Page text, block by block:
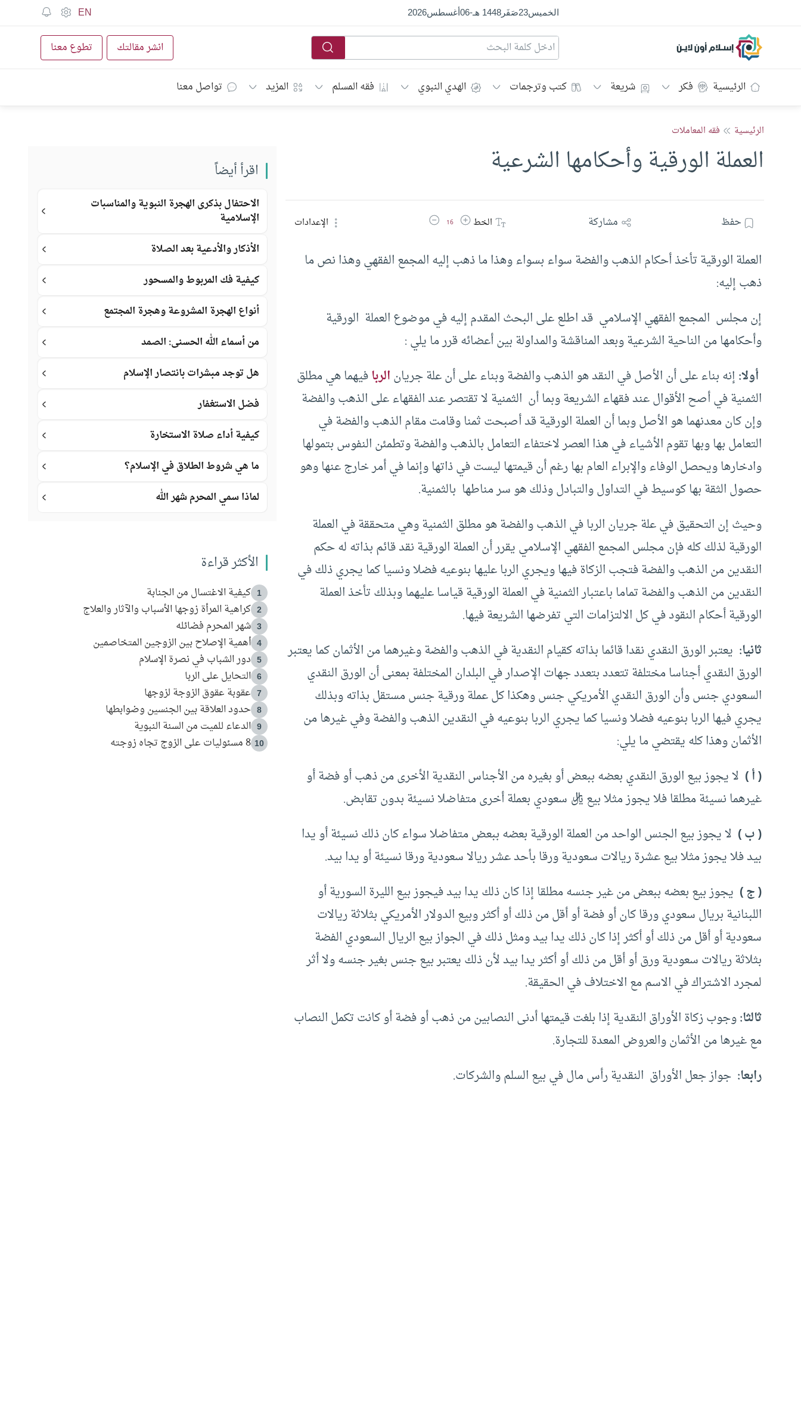
الخميس23صَفَر1448 هـ -
06أغسطس2026
EN
إسلام أون لاين انشر مقالتك تطوع معنا
الرئيسية فكر شريعة كتب وترجمات الهدي النبوي فقه المسلم المزيد تواصل معنا
الرئيسية فقه المعاملات
العملة الورقية وأحكامها الشرعية
حفظ مشاركة الخطزيادة حجم الخط
16 تقليل حجم الخط الإعدادات
العملة الورقية تأخذ أحكام الذهب والفضة سواء بسواء وهذا ما ذهب إليه المجمع الفقهي وهذا نص ما
ذهب إليه:
‏‏إن مجلس ‏ ‏المجمع الفقهي الإسلامي ‏ ‏قد اطلع على البحث المقدم إليه في موضوع العملة ‏ ‏الورقية
وأحكامها من الناحية الشرعية وبعد المناقشة والمداولة بين أعضائه قرر ما يلي ‏:
‏ ‏أولا:‏ ‏إنه بناء على أن الأصل في النقد هو الذهب والفضة وبناء على أن علة جريانالربافيهما هي مطلق‏
‏الثمنية في أصح الأقوال عند فقهاء الشريعة وبما أن ‏ ‏الثمنية لا تقتصر عند الفقهاء على الذهب والفضة
وإن كان معدنهما هو الأصل وبما أن العملة ‏الورقية قد أصبحت ثمنا وقامت مقام الذهب والفضة في
التعامل بها وبها تقوم الأشياء في هذا العصر لاختفاء التعامل بالذهب والفضة وتطمئن النفوس بتمولها
وادخارها ويحصل الوفاء والإبراء العام بها رغم أن قيمتها ليست في ذاتها وإنما في أمر خارج عنها وهو
حصول الثقة بها كوسيط في التداول والتبادل وذلك هو سر مناطها ‏ ‏بالثمنية.
وحيث إن التحقيق في علة جريان الربا في الذهب والفضة هو مطلق‏ ‏الثمنية وهي متحققة في العملة
‏الورقية لذلك كله فإن مجلس ‏المجمع الفقهي الإسلامي ‏يقرر أن ‏العملة‏ ‏الورقية نقد قائم بذاته له حكم
النقدين من الذهب والفضة فتجب الزكاة فيها ويجري الربا عليها بنوعيه فضلا ونسيا كما يجري ذلك في
النقدين من الذهب والفضة تماما باعتبار‏ ‏الثمنية في العملة‏ ‏الورقية قياسا عليهما وبذلك تأخذ العملة
‏الورقية أحكام النقود في كل الالتزامات التي تفرضها الشريعة فيها.
‏‏ثانيا: ‏ ‏يعتبر الورق ‏النقدي نقدا قائما بذاته كقيام ‏النقدية في الذهب والفضة وغيرهما من الأثمان كما يعتبر
الورق ‏النقدي أجناسا مختلفة تتعدد بتعدد جهات الإصدار في البلدان المختلفة بمعنى أن الورق‏ ‏النقدي
السعودي جنس وأن الورق‏ ‏النقدي الأمريكي جنس وهكذا كل عملة ورقية جنس مستقل بذاته وبذلك
يجري فيها الربا بنوعيه فضلا ونسيا كما يجري الربا بنوعيه في النقدين الذهب والفضة وفي غيرها من
الأثمان وهذا كله يقتضي ما يلي: ‏
‏( أ ) ‏ ‏لا يجوز بيع الورق‏ ‏النقدي بعضه ببعض أو بغيره من الأجناس ‏النقدية الأخرى من ذهب أو فضة أو
غيرهما نسيئة مطلقا فلا يجوز مثلا بيع ريال سعودي بعملة أخرى متفاضلا نسيئة بدون تقابض.
( ب ) ‏ ‏لا يجوز بيع الجنس الواحد من العملة‏ ‏الورقية بعضه ببعض متفاضلا سواء كان ذلك نسيئة أو يدا
بيد فلا يجوز مثلا بيع عشرة ريالات سعودية ورقا بأحد عشر ريالا سعودية ورقا نسيئة أو يدا بيد.
( ج ) ‏ ‏يجوز بيع بعضه ببعض من غير جنسه مطلقا إذا كان ذلك يدا بيد فيجوز بيع الليرة السورية أو
‏اللبنانية بريال سعودي ورقا كان أو فضة أو أقل من ذلك أو أكثر وبيع الدولار الأمريكي بثلاثة ريالات
سعودية أو أقل من ذلك أو أكثر إذا كان ذلك يدا بيد ومثل ذلك في الجواز بيع الريال السعودي الفضة
بثلاثة ريالات سعودية ورق أو أقل من ذلك أو أكثر يدا بيد لأن ذلك يعتبر بيع جنس بغير جنسه ولا أثر
لمجرد الاشتراك في الاسم مع الاختلاف في الحقيقة.
‏‏ثالثا‏:‏ ‏وجوب زكاة الأوراق‏ ‏النقدية إذا بلغت قيمتها أدنى النصابين من ذهب أو فضة أو كانت تكمل النصاب
مع غيرها من الأثمان والعروض المعدة للتجارة.
‏‏رابعا: ‏ ‏جواز جعل الأوراق ‏ ‏النقدية رأس مال في بيع السلم والشركات.
اقرأ أيضاً
الاحتفال بذكرى الهجرة النبوية والمناسبات
الإسلامية
الأذكار والأدعية بعد الصلاة
كيفية فك المربوط والمسحور
أنواع الهجرة المشروعة وهجرة المجتمع
من أسماء الله الحسنى: الصمد
هل توجد مبشرات بانتصار الإسلام
فضل الاستغفار
كيفية أداء صلاة الاستخارة
ما هي شروط الطلاق في الإسلام؟
لماذا سمي المحرم شهر الله
الأكثر قراءة
1 كيفية الاغتسال من الجنابة
2 كراهية المرأة زوجها الأسباب والآثار والعلاج
3 شهر المحرم فضائله
4 أهمية الإصلاح بين الزوجين المتخاصمين
5 دور الشباب في نصرة الإسلام
6 التحايل على الربا
7 عقوبة عقوق الزوجة لزوجها
8 حدود العلاقة بين الجنسين وضوابطها
9 الدعاء للميت من السنة النبوية
10 8 مسئوليات على الزوج تجاه زوجته